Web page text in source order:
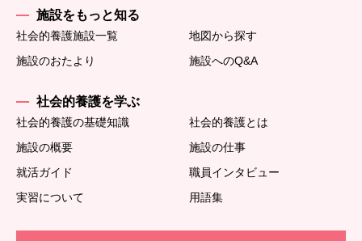
施設をもっと知る
社会的養護施設一覧
地図から探す
施設のおたより
施設へのQ&A
社会的養護を学ぶ
社会的養護の基礎知識
社会的養護とは
施設の概要
施設の仕事
就活ガイド
職員インタビュー
実習について
用語集